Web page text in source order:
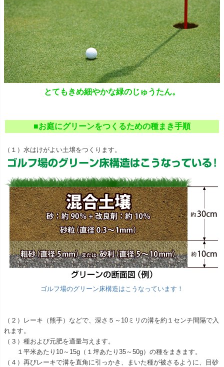
とてもきめ細やかな緑のじゅうたん。
■お庭にグリーンをつくるための種まき手順
（１）水はけがよい土壌をつくります。
ゴルフ場のグリーン床構造はこうなっています！
（２）レーキ（熊手）などで、深さ５～10ミリの溝を約１センチ間隔で入
れます。
（３）種および元肥を適量与えます。
１平米あたり10～15g（１坪あたり35～50g）の種をまきます。
（４）再びレーキで溝を直角に引っかき、まいた種が被さるように、目砂